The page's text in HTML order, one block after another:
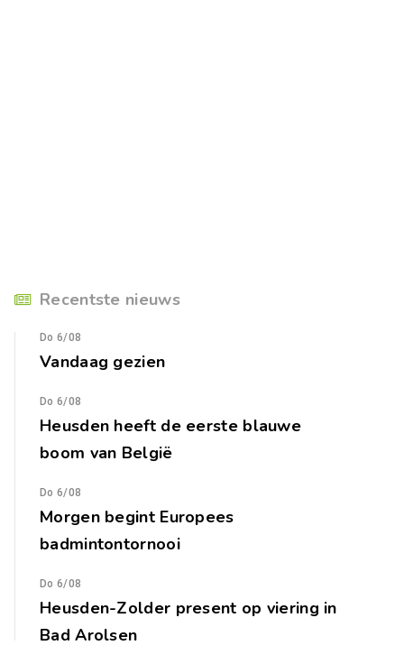
Recentste nieuws
Do 6/08
Vandaag gezien
Do 6/08
Heusden heeft de eerste blauwe
boom van België
Do 6/08
Morgen begint Europees
badmintontornooi
Do 6/08
Heusden-Zolder present op viering in
Bad Arolsen